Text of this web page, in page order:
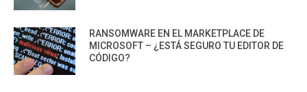
RANSOMWARE EN EL MARKETPLACE DE
MICROSOFT – ¿ESTÁ SEGURO TU EDITOR DE
CÓDIGO?